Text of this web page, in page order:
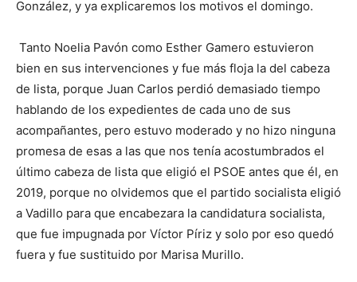
González, y ya explicaremos los motivos el domingo.
Tanto Noelia Pavón como Esther Gamero estuvieron
bien en sus intervenciones y fue más floja la del cabeza
de lista, porque Juan Carlos perdió demasiado tiempo
hablando de los expedientes de cada uno de sus
acompañantes, pero estuvo moderado y no hizo ninguna
promesa de esas a las que nos tenía acostumbrados el
último cabeza de lista que eligió el PSOE antes que él, en
2019, porque no olvidemos que el partido socialista eligió
a Vadillo para que encabezara la candidatura socialista,
que fue impugnada por Víctor Píriz y solo por eso quedó
fuera y fue sustituido por Marisa Murillo.